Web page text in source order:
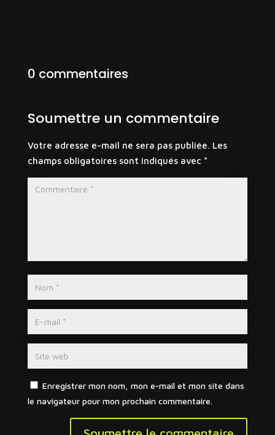
0 commentaires
Soumettre un commentaire
Votre adresse e-mail ne sera pas publiée. Les
champs obligatoires sont indiqués avec *
Enregistrer mon nom, mon e-mail et mon site dans
le navigateur pour mon prochain commentaire.